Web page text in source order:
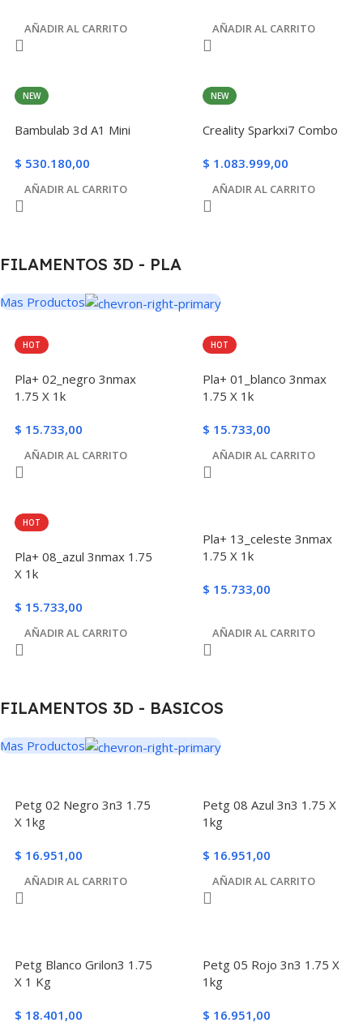
AÑADIR AL CARRITO AÑADIR AL CARRITO
NEW
Bambulab 3d A1 Mini
$ 530.180,00
AÑADIR AL CARRITO
NEW
Creality Sparkxi7 Combo
$ 1.083.999,00
AÑADIR AL CARRITO
FILAMENTOS 3D - PLA
Mas Productos
HOT
Pla+ 02_negro 3nmax
1.75 X 1k
$ 15.733,00
AÑADIR AL CARRITO
HOT
Pla+ 01_blanco 3nmax
1.75 X 1k
$ 15.733,00
AÑADIR AL CARRITO
HOT
Pla+ 08_azul 3nmax 1.75
X 1k
$ 15.733,00
AÑADIR AL CARRITO
Pla+ 13_celeste 3nmax
1.75 X 1k
$ 15.733,00
AÑADIR AL CARRITO
FILAMENTOS 3D - BASICOS
Mas Productos
Petg 02 Negro 3n3 1.75
X 1kg
$ 16.951,00
AÑADIR AL CARRITO
Petg 08 Azul 3n3 1.75 X
1kg
$ 16.951,00
AÑADIR AL CARRITO
Petg Blanco Grilon3 1.75
X 1 Kg
$ 18.401,00
Petg 05 Rojo 3n3 1.75 X
1kg
$ 16.951,00